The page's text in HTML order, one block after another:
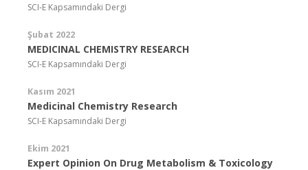
SCI-E Kapsamındaki Dergi
Şubat 2022
MEDICINAL CHEMISTRY RESEARCH
SCI-E Kapsamındaki Dergi
Kasım 2021
Medicinal Chemistry Research
SCI-E Kapsamındaki Dergi
Ekim 2021
Expert Opinion On Drug Metabolism & Toxicology